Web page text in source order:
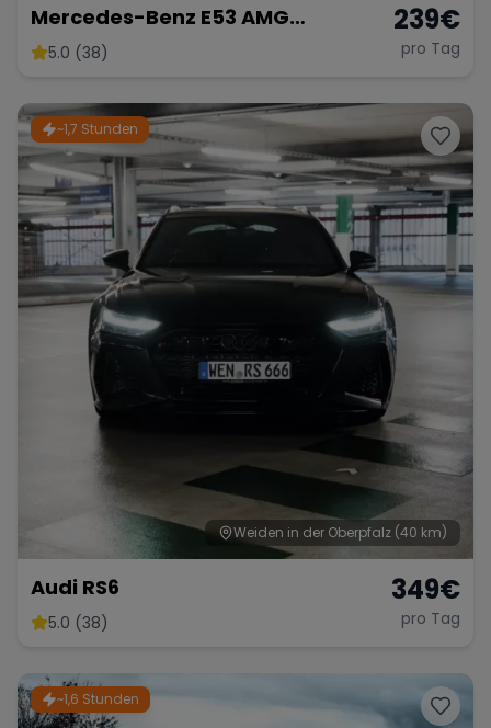
Mercedes-Benz E53 AMG
Performance
5.0 (38)
239€
pro Tag
~1,7 Stunden
Weiden in der Oberpfalz (40 km)
Audi RS6
5.0 (38)
349€
pro Tag
~1,6 Stunden